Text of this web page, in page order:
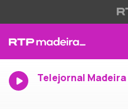
Telejornal Madeira